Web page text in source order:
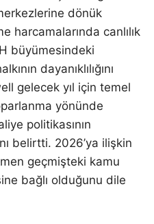
dönük
harcamalarında canlılık
büyümesindeki
dayanıklılığını
gelecek yıl için temel
yönünde
politikasının
belirtti. 2026’ya ilişkin
geçmişteki kamu
bağlı olduğunu dile